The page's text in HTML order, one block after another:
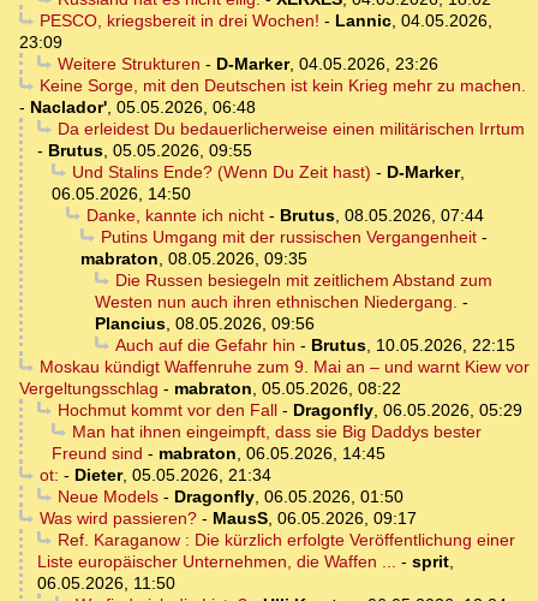
PESCO, kriegsbereit in drei Wochen! - Lannic, 04.05.2026,
23:09
Weitere Strukturen - D-Marker, 04.05.2026, 23:26
Keine Sorge, mit den Deutschen ist kein Krieg mehr zu machen.
- Naclador', 05.05.2026, 06:48
Da erleidest Du bedauerlicherweise einen militärischen Irrtum
- Brutus, 05.05.2026, 09:55
Und Stalins Ende? (Wenn Du Zeit hast) - D-Marker,
06.05.2026, 14:50
Danke, kannte ich nicht- Brutus, 08.05.2026, 07:44
Putins Umgang mit der russischen Vergangenheit-
mabraton, 08.05.2026, 09:35
Die Russen besiegeln mit zeitlichem Abstand zum
Westen nun auch ihren ethnischen Niedergang. -
Plancius, 08.05.2026, 09:56
Auch auf die Gefahr hin - Brutus, 10.05.2026, 22:15
Moskau kündigt Waffenruhe zum 9. Mai an – und warnt Kiew vor
Vergeltungsschlag - mabraton, 05.05.2026, 08:22
Hochmut kommt vor den Fall- Dragonfly, 06.05.2026, 05:29
Man hat ihnen eingeimpft, dass sie Big Daddys bester
Freund sind - mabraton, 06.05.2026, 14:45
ot: - Dieter, 05.05.2026, 21:34
Neue Models- Dragonfly, 06.05.2026, 01:50
Was wird passieren?- MausS, 06.05.2026, 09:17
Ref. Karaganow : Die kürzlich erfolgte Veröffentlichung einer
Liste europäischer Unternehmen, die Waffen ... - sprit,
06.05.2026, 11:50